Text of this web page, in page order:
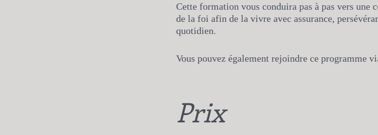
Cette formation vous conduira pas à pas vers une
de la foi afin de la vivre avec assurance,
quotidien.
Vous pouvez également rejoindre ce programme
Prix